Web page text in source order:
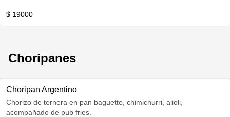
$ 19000
Choripanes
Choripan Argentino
Chorizo de ternera en pan baguette, chimichurri, alioli,
acompañado de pub fries.